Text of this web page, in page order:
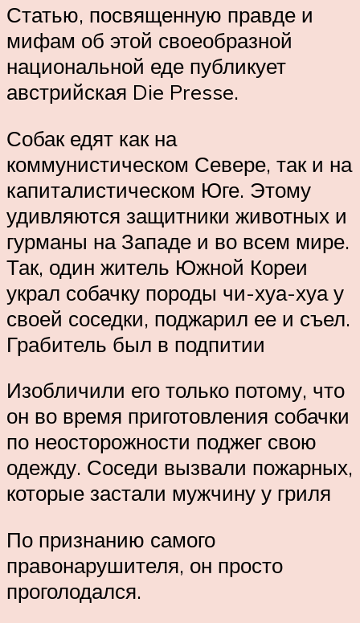
Статью, посвященную правде и
мифам об этой своеобразной
национальной еде публикует
австрийская Die Presse.
Собак едят как на
коммунистическом Севере, так и на
капиталистическом Юге. Этому
удивляются защитники животных и
гурманы на Западе и во всем мире.
Так, один житель Южной Кореи
украл собачку породы чи-хуа-хуа у
своей соседки, поджарил ее и съел.
Грабитель был в подпитии
Изобличили его только потому, что
он во время приготовления собачки
по неосторожности поджег свою
одежду. Соседи вызвали пожарных,
которые застали мужчину у гриля
По признанию самого
правонарушителя, он просто
проголодался.